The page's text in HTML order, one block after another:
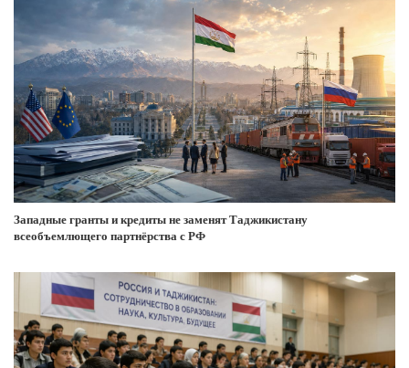
Западные гранты и кредиты не заменят Таджикистану
всеобъемлющего партнёрства с РФ